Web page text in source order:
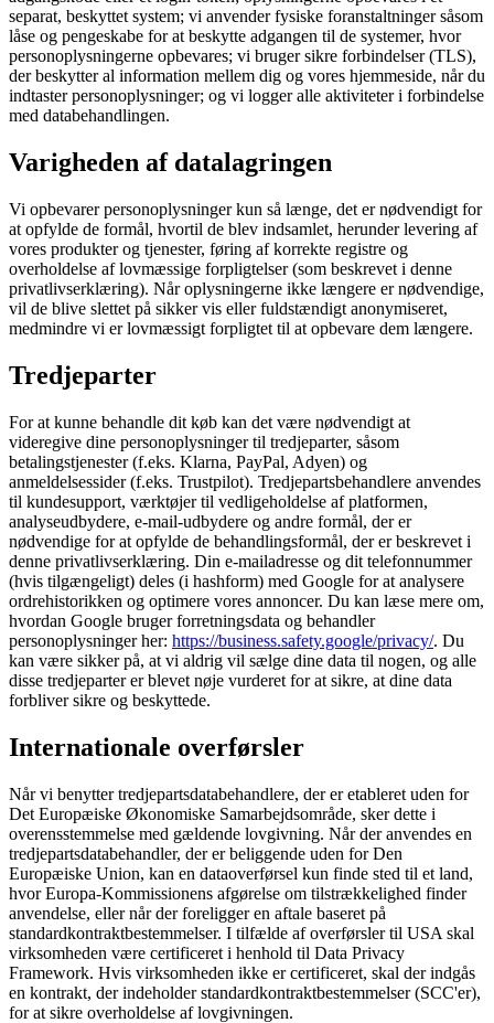
separat, beskyttet system; vi anvender fysiske foranstaltninger såsom
låse og pengeskabe for at beskytte adgangen til de systemer, hvor
personoplysningerne opbevares; vi bruger sikre forbindelser (TLS),
der beskytter al information mellem dig og vores hjemmeside, når du
indtaster personoplysninger; og vi logger alle aktiviteter i forbindelse
med databehandlingen.
Varigheden af datalagringen
Vi opbevarer personoplysninger kun så længe, det er nødvendigt for
at opfylde de formål, hvortil de blev indsamlet, herunder levering af
vores produkter og tjenester, føring af korrekte registre og
overholdelse af lovmæssige forpligtelser (som beskrevet i denne
privatlivserklæring). Når oplysningerne ikke længere er nødvendige,
vil de blive slettet på sikker vis eller fuldstændigt anonymiseret,
medmindre vi er lovmæssigt forpligtet til at opbevare dem længere.
Tredjeparter
For at kunne behandle dit køb kan det være nødvendigt at
videregive dine personoplysninger til tredjeparter, såsom
betalingstjenester (f.eks. Klarna, PayPal, Adyen) og
anmeldelsessider (f.eks. Trustpilot). Tredjepartsbehandlere anvendes
til kundesupport, værktøjer til vedligeholdelse af platformen,
analyseudbydere, e-mail-udbydere og andre formål, der er
nødvendige for at opfylde de behandlingsformål, der er beskrevet i
denne privatlivserklæring. Din e-mailadresse og dit telefonnummer
(hvis tilgængeligt) deles (i hashform) med Google for at analysere
ordrehistorikken og optimere vores annoncer. Du kan læse mere om,
hvordan Google bruger forretningsdata og behandler
personoplysninger her: https://business.safety.google/privacy/. Du
kan være sikker på, at vi aldrig vil sælge dine data til nogen, og alle
disse tredjeparter er blevet nøje vurderet for at sikre, at dine data
forbliver sikre og beskyttede.
Internationale overførsler
Når vi benytter tredjepartsdatabehandlere, der er etableret uden for
Det Europæiske Økonomiske Samarbejdsområde, sker dette i
overensstemmelse med gældende lovgivning. Når der anvendes en
tredjepartsdatabehandler, der er beliggende uden for Den
Europæiske Union, kan en dataoverførsel kun finde sted til et land,
hvor Europa-Kommissionens afgørelse om tilstrækkelighed finder
anvendelse, eller når der foreligger en aftale baseret på
standardkontraktbestemmelser. I tilfælde af overførsler til USA skal
virksomheden være certificeret i henhold til Data Privacy
Framework. Hvis virksomheden ikke er certificeret, skal der indgås
en kontrakt, der indeholder standardkontraktbestemmelser (SCC'er),
for at sikre overholdelse af lovgivningen.